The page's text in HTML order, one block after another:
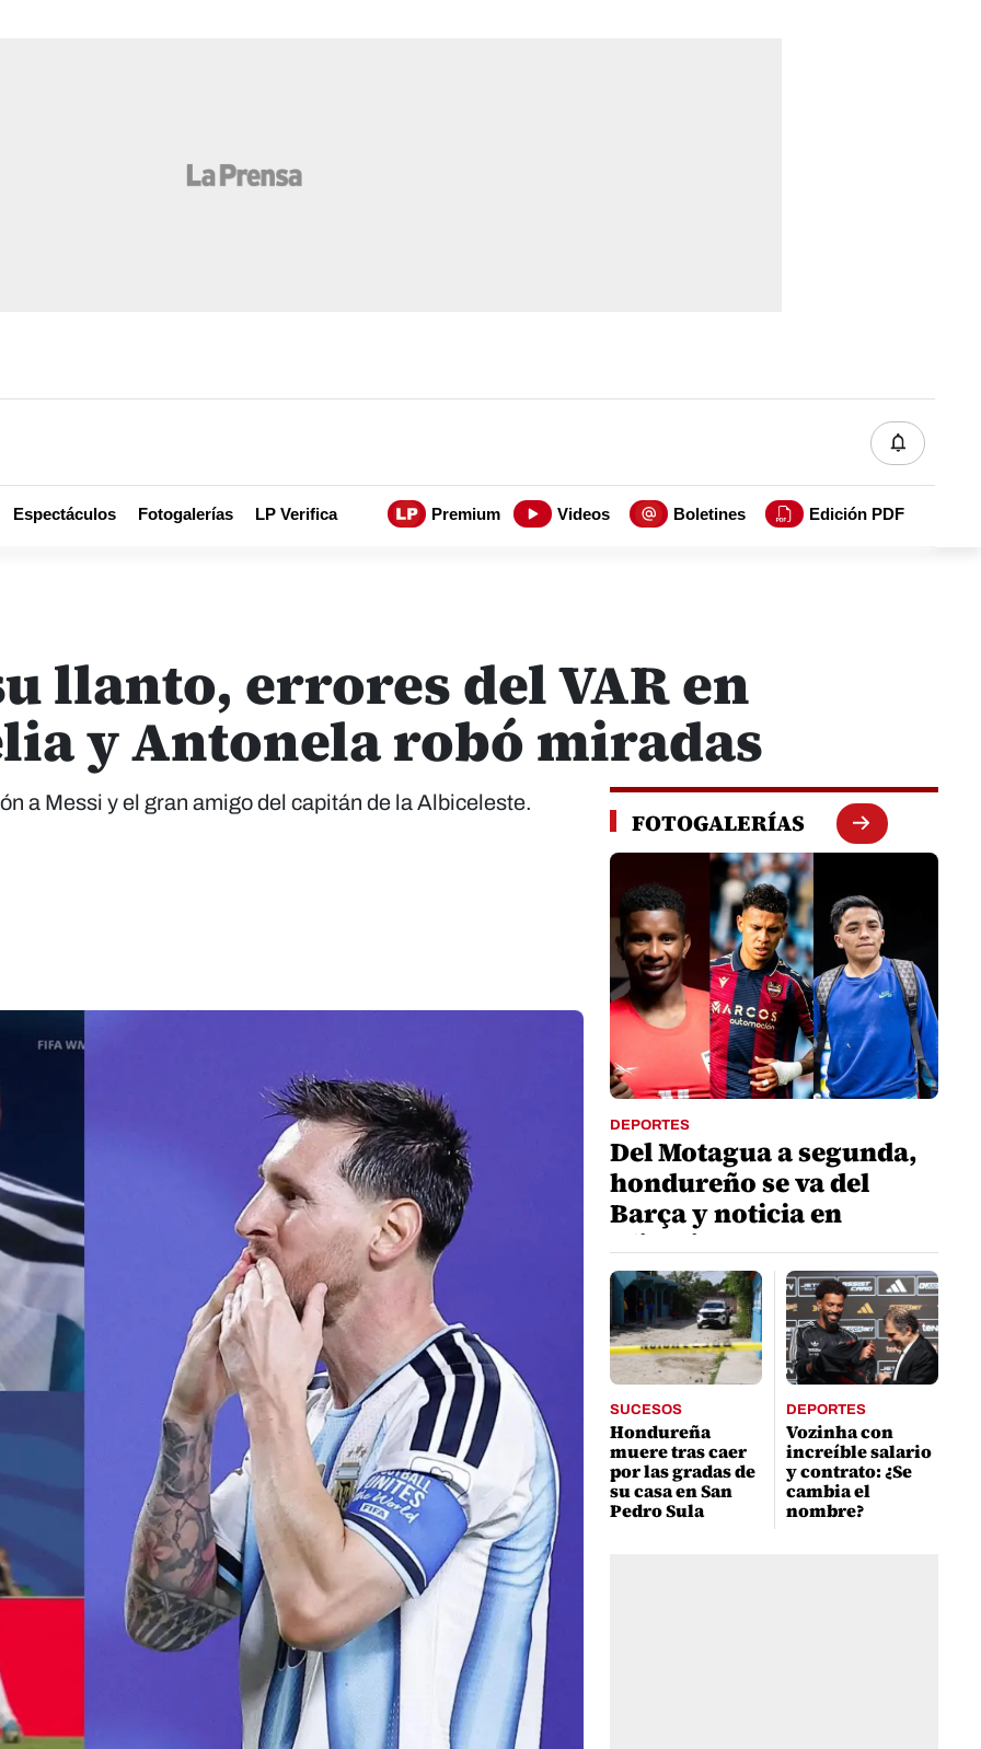
Espectáculos Fotogalerías LP Verifica Premium Videos Boletines Edición PDF
llanto, errores del VAR en
y Antonela robó miradas
a Messi y el gran amigo del capitán de la Albiceleste.
FOTOGALERÍAS
DEPORTES
Del Motagua a segunda,
hondureño se va del
Barça y noticia en
Olimpia
SUCESOS
Hondureña
muere tras caer
por las gradas de
su casa en San
Pedro Sula
DEPORTES
Vozinha con
increíble salario
y contrato: ¿Se
cambia el
nombre?